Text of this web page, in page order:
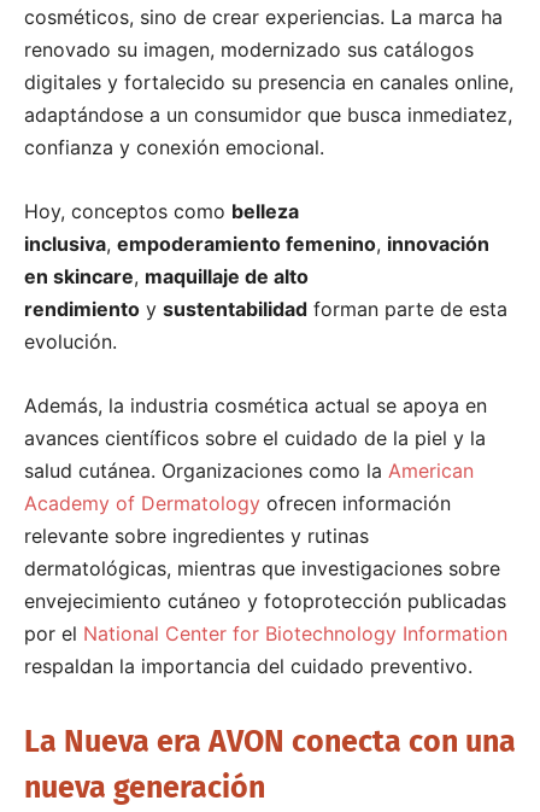
cosméticos, sino de crear experiencias. La marca ha
renovado su imagen, modernizado sus catálogos
digitales y fortalecido su presencia en canales online,
adaptándose a un consumidor que busca inmediatez,
confianza y conexión emocional.
Hoy, conceptos como belleza
inclusiva, empoderamiento femenino, innovación
en skincare, maquillaje de alto
rendimiento y sustentabilidad forman parte de esta
evolución.
Además, la industria cosmética actual se apoya en
avances científicos sobre el cuidado de la piel y la
salud cutánea. Organizaciones como la American
Academy of Dermatology ofrecen información
relevante sobre ingredientes y rutinas
dermatológicas, mientras que investigaciones sobre
envejecimiento cutáneo y fotoprotección publicadas
por el National Center for Biotechnology Information
respaldan la importancia del cuidado preventivo.
La Nueva era AVON conecta con una
nueva generación